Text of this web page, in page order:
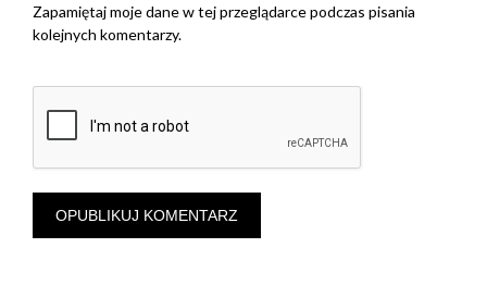
Zapamiętaj moje dane w tej przeglądarce podczas pisania
kolejnych komentarzy.